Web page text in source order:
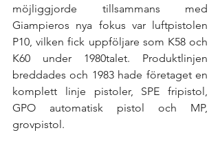
möjliggjorde tillsammans med
Giampieros nya fokus var luftpistolen
P10, vilken fick uppföljare som K58 och
K60 under 1980talet. Produktlinjen
breddades och 1983 hade företaget en
komplett linje pistoler, SPE fripistol,
GPO automatisk pistol och MP,
grovpistol.